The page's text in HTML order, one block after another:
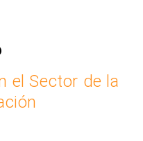
el Sector de la